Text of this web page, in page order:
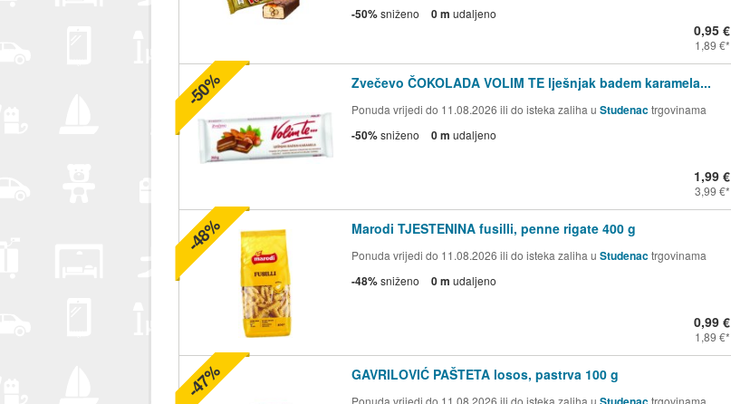
-50%sniženo 0 m udaljeno
0,95 €
1,89 €
Zvečevo ČOKOLADA VOLIM TE lješnjak badem karamela...
Ponuda vrijedi do 11.08.2026 ili do isteka zaliha u Studenactrgovinama
-50%sniženo 0 m udaljeno
1,99 €
3,99 €
-50%
Marodi TJESTENINA fusilli, penne rigate 400 g
Ponuda vrijedi do 11.08.2026 ili do isteka zaliha u Studenactrgovinama
-48%sniženo 0 m udaljeno
0,99 €
1,89 €
-48%
GAVRILOVIĆ PAŠTETA losos, pastrva 100 g
Ponuda vrijedi do 11.08.2026 ili do isteka zaliha u
trgovinama
-47%